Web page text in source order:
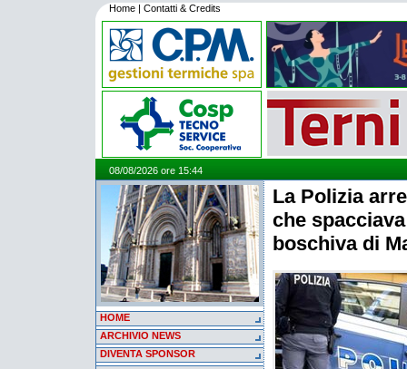
Home | Contatti & Credits
08/08/2026 ore 15:44
HOME
ARCHIVIO NEWS
DIVENTA SPONSOR
La Polizia
che
boschiva di